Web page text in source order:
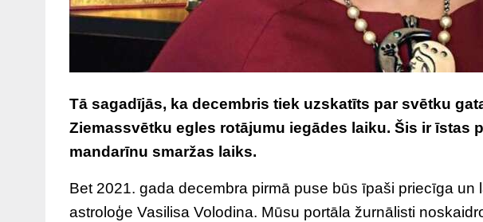
Tā sagadījās, ka decembris tiek uzskatīts par svētku
Ziemassvētku egles rotājumu iegādes laiku. Šis ir īstas
mandarīnu smaržas laiks.
Bet 2021. gada decembra pirmā puse būs īpaši priecīga
astroloģe Vasilisa Volodina. Mūsu portāla žurnālisti